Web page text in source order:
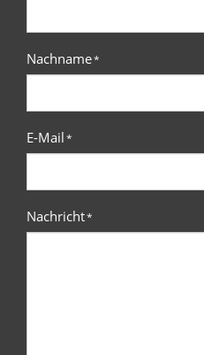
Nachname*
E-Mail*
Nachricht*